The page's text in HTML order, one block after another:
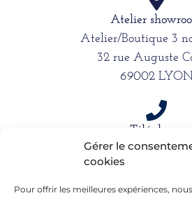
Gérer le
cookies
Pour offrir les meilleures expériences,
Atelier
Atelier/Boutique 3
32 rue Auguste
69002 LYON
Téléphone
06 15 61 39